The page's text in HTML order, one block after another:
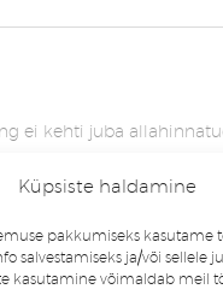
Küpsiste haldamine
pakkumiseks kasutame
salvestamiseks ja/või sellele
kasutamine võimaldab meil
ei kehti juba